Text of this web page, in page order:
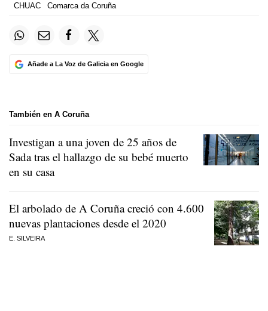
CHUAC
Comarca da Coruña
Añade a La Voz de Galicia en Google
También en A Coruña
Investigan a una joven de 25 años de
Sada tras el hallazgo de su bebé muerto
en su casa
El arbolado de A Coruña creció con 4.600
nuevas plantaciones desde el 2020
E. SILVEIRA